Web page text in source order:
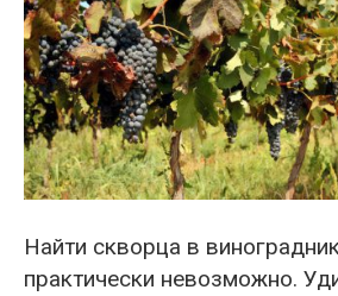
Найти скворца в
практически невозможно.